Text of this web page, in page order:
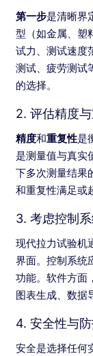
第一步是清晰界
型（如金属、塑
试力、测试速度
测试、疲劳测试
的选择。
2. 评估精度
精度和重复性是
是测量值与真实
下多次测量结果
和重复性满足或
3. 考虑控制
现代拉力试验机
界面。控制系统
功能。软件方面
图表生成、数据
4. 安全性与
安全是选择任何